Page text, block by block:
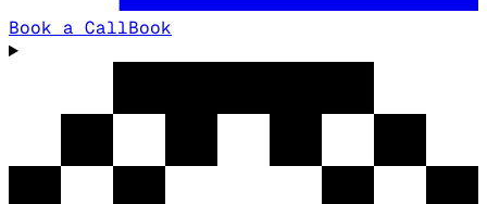
Book a CallBook